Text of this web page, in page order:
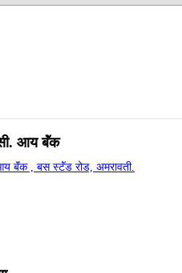
आय बॅंक
बॅंक , बस स्‍टॅंड रोड, अमरावती.